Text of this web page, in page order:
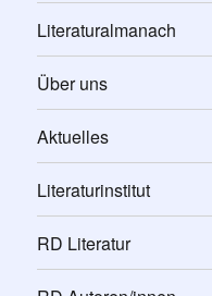
Literaturalmanach
Über uns
Aktuelles
Literaturinstitut
RD Literatur